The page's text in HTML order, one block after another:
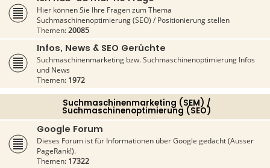
Hier können Sie Ihre Fragen zum Thema
Suchmaschinenoptimierung (SEO) / Positionierung stellen
Themen:20085
Infos, News & SEO Gerüchte
Suchmaschinenmarketing bzw. Suchmaschinenoptimierung Infos
und News
Themen: 1972
Suchmaschinenmarketing (SEM) /
Suchmaschinenoptimierung (SEO)
Google Forum
Dieses Forum ist für Informationen über Google gedacht (Ausser
PageRank!).
Themen: 17322